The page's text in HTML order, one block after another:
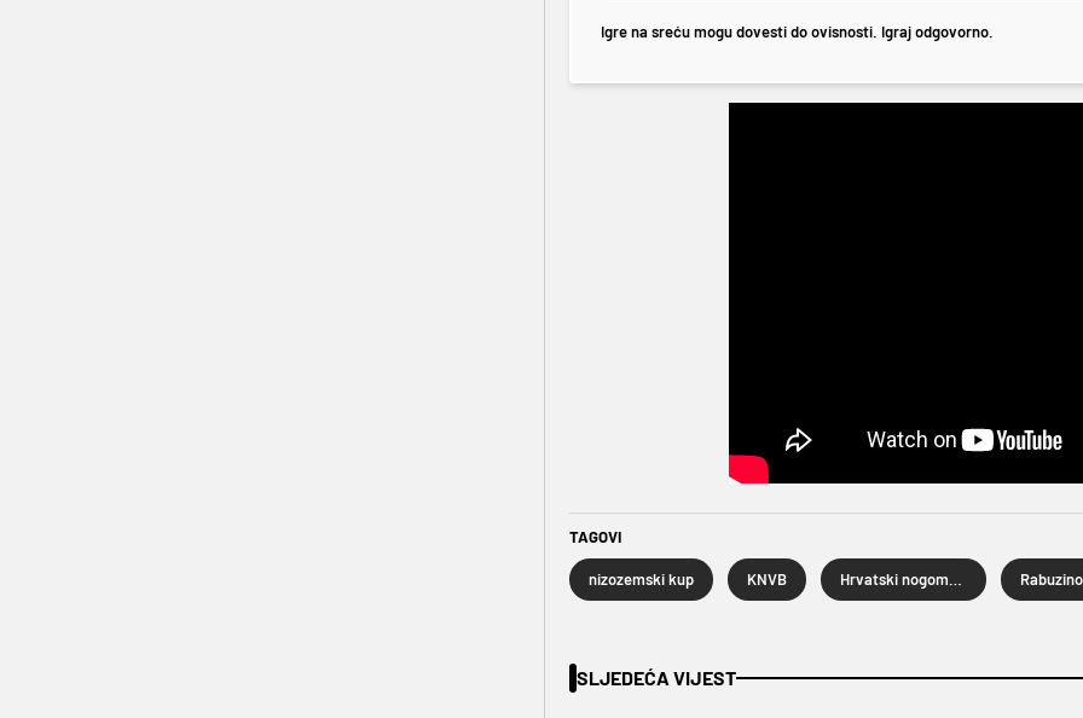
Igre na sreću mogu dovesti do ovisnosti. Igraj odgovorno.
TAGOVI
nizozemski kup KNVB Hrvatski nogometni kup
SLJEDEĆA VIJEST